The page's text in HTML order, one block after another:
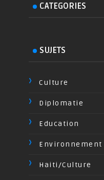
CATEGORIES
SUJETS
Culture
Diplomatie
Education
Environnement
Haiti/Culture